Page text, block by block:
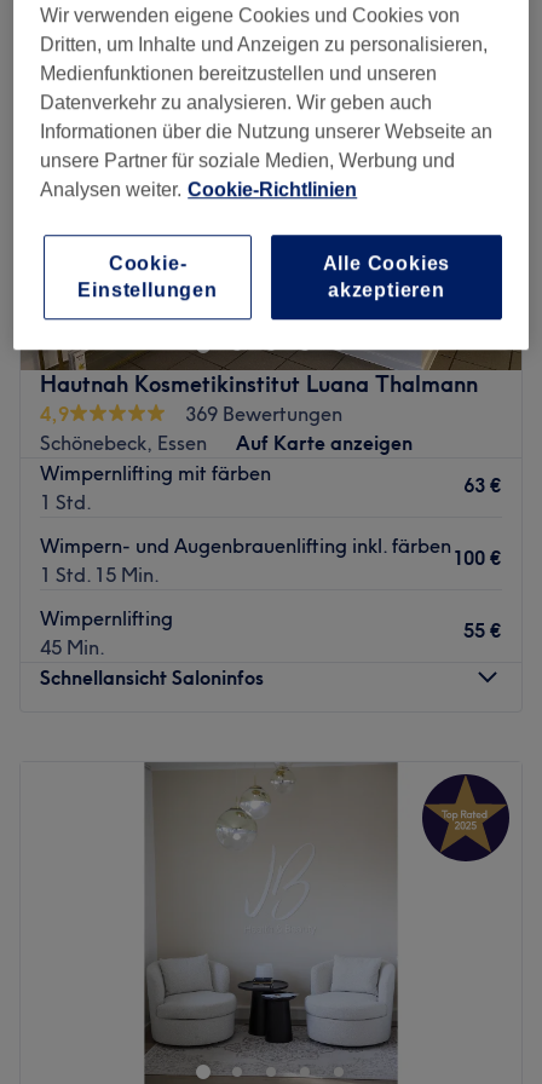
wimpernlifting in der Nähe von Stadtbezirk IV, Essen
Hautnah Kosmetikinstitut Luana Thalmann
4,9
369 Bewertungen
Schönebeck, Essen
Auf Karte anzeigen
Wimpernlifting mit färben
1 Std.
63 €
Wimpern- und Augenbrauenlifting inkl. färben
1 Std. 15 Min.
100 €
Wimpernlifting
45 Min.
55 €
Schnellansicht Saloninfos
17:00
20:00
–17:00
20:00
Das Hautnah Kosmetikinstitut in Essen, Schönebeck bietet
dir ein umfangreiches Angebot an hochwertigen
Behandlungen, die darauf abzielen, deine natürliche
Schönheit zum Strahlen zu bringen. Von
Wir verwenden eigene Cookies und Cookies von
Dritten, um Inhalte und Anzeigen zu personalisieren,
Medienfunktionen bereitzustellen und unseren
Datenverkehr zu analysieren. Wir geben auch
Informationen über die Nutzung unserer Webseite an
unsere Partner für soziale Medien, Werbung und
Analysen weiter. Cookie-Richtlinien
Cookie-
Einstellungen
Alle Cookies
akzeptieren